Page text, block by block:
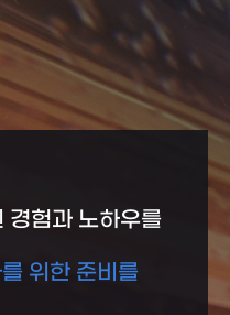
경험과 노하우를
위한 준비를